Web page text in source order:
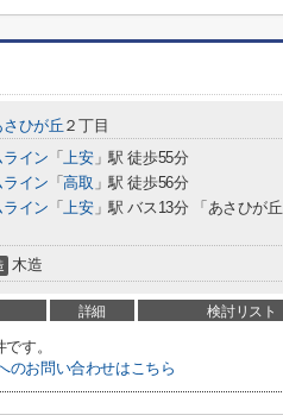
さひが丘 ２丁目
イン 「上安」駅 徒歩55分
イン 「高取 」駅 徒歩56分
イン 「上安」駅 バス13分 「あさひが丘
木造
詳細 検討リスト
す。
お問い合わせはこちら